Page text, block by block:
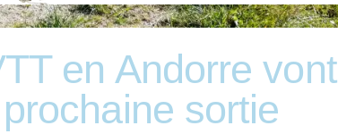
en Andorre vont
sortie